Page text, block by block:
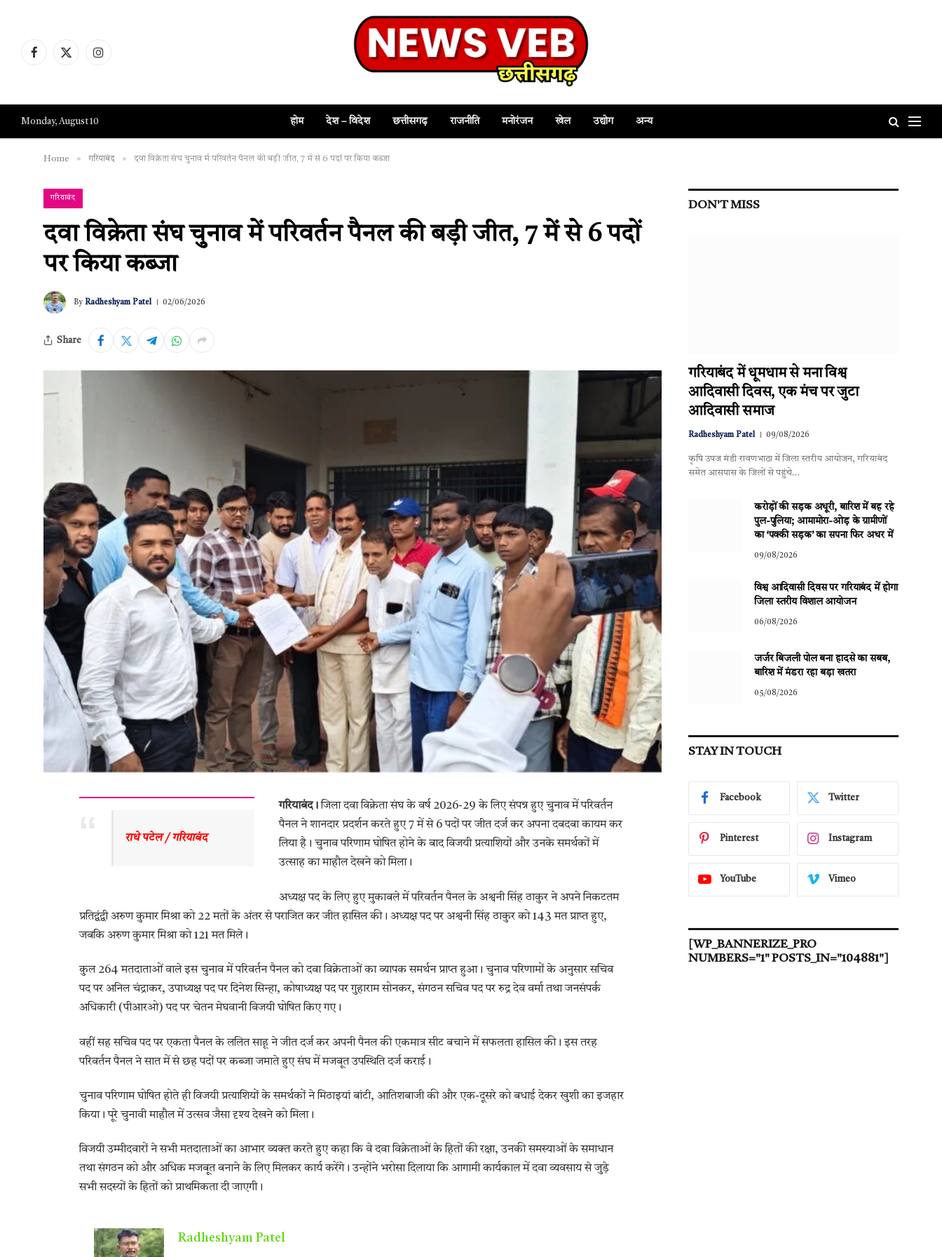
Facebook
X
Instagram
Monday, August 10 होम देश – विदेश छत्तीसगढ़ राजनीति मनोरंजन खेल उद्योग अन्य
Home » गरियाबंद » दवा विक्रेता संघ चुनाव में परिवर्तन पैनल की बड़ी जीत, 7 में से 6 पदों पर किया कब्जा
गरियाबंद
दवा विक्रेता संघ चुनाव में परिवर्तन पैनल की बड़ी जीत, 7 में से 6 पदों
पर किया कब्जा
By Radheshyam Patel 02/06/2026
Share
राधे पटेल / गरियाबंद
गरियाबंद।जिला दवा विक्रेता संघ के वर्ष 2026-29 के लिए संपन्न हुए चुनाव में परिवर्तन
पैनल ने शानदार प्रदर्शन करते हुए 7 में से 6 पदों पर जीत दर्ज कर अपना दबदबा कायम कर
लिया है। चुनाव परिणाम घोषित होने के बाद विजयी प्रत्याशियों और उनके समर्थकों में
उत्साह का माहौल देखने को मिला।
अध्यक्ष पद के लिए हुए मुकाबले में परिवर्तन पैनल के अश्वनी सिंह ठाकुर ने अपने निकटतम
प्रतिद्वंद्वी अरुण कुमार मिश्रा को 22 मतों के अंतर से पराजित कर जीत हासिल की। अध्यक्ष पद पर अश्वनी सिंह ठाकुर को 143 मत प्राप्त हुए,
जबकि अरुण कुमार मिश्रा को 121 मत मिले।
कुल 264 मतदाताओं वाले इस चुनाव में परिवर्तन पैनल को दवा विक्रेताओं का व्यापक समर्थन प्राप्त हुआ। चुनाव परिणामों के अनुसार सचिव
पद पर अनिल चंद्राकर, उपाध्यक्ष पद पर दिनेश सिन्हा, कोषाध्यक्ष पद पर गुहाराम सोनकर, संगठन सचिव पद पर रुद्र देव वर्मा तथा जनसंपर्क
अधिकारी (पीआरओ) पद पर चेतन मेघवानी विजयी घोषित किए गए।
वहीं सह सचिव पद पर एकता पैनल के ललित साहू ने जीत दर्ज कर अपनी पैनल की एकमात्र सीट बचाने में सफलता हासिल की। इस तरह
परिवर्तन पैनल ने सात में से छह पदों पर कब्जा जमाते हुए संघ में मजबूत उपस्थिति दर्ज कराई।
चुनाव परिणाम घोषित होते ही विजयी प्रत्याशियों के समर्थकों ने मिठाइयां बांटी, आतिशबाजी की और एक-दूसरे को बधाई देकर खुशी का इजहार
किया। पूरे चुनावी माहौल में उत्सव जैसा दृश्य देखने को मिला।
विजयी उम्मीदवारों ने सभी मतदाताओं का आभार व्यक्त करते हुए कहा कि वे दवा विक्रेताओं के हितों की रक्षा, उनकी समस्याओं के समाधान
तथा संगठन को और अधिक मजबूत बनाने के लिए मिलकर कार्य करेंगे। उन्होंने भरोसा दिलाया कि आगामी कार्यकाल में दवा व्यवसाय से जुड़े
सभी सदस्यों के हितों को प्राथमिकता दी जाएगी।
Radheshyam Patel
DON'T MISS
गरियाबंद में धूमधाम से मना विश्व
आदिवासी दिवस, एक मंच पर जुटा
आदिवासी समाज
Radheshyam Patel 09/08/2026
कृषि उपज मंडी रावणभाठा में जिला स्तरीय आयोजन, गरियाबंद
समेत आसपास के जिलों से पहुंचे…
करोड़ों की सड़क अधूरी, बारिश में बह रहे
पुल-पुलिया; आमामोरा-ओड़ के ग्रामीणों
का ‘पक्की सड़क’ का सपना फिर अधर में
09/08/2026
विश्व आदिवासी दिवस पर गरियाबंद में होगा
जिला स्तरीय विशाल आयोजन
06/08/2026
जर्जर बिजली पोल बना हादसे का सबब,
बारिश में मंडरा रहा बड़ा खतरा
05/08/2026
STAY IN TOUCH
Facebook Twitter
Pinterest Instagram
YouTube Vimeo
[WP_BANNERIZE_PRO
NUMBERS="1" POSTS_IN="104881"]